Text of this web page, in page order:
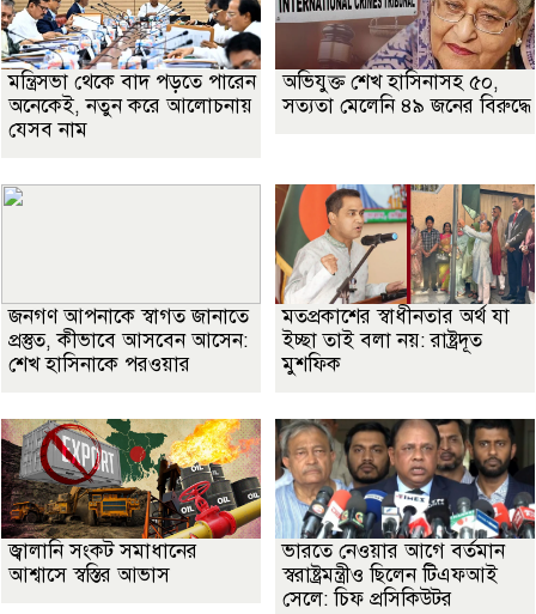
মন্ত্রিসভা থেকে বাদ পড়তে পারেন
অনেকেই, নতুন করে আলোচনায়
যেসব নাম
অভিযুক্ত শেখ হাসিনাসহ ৫০,
সত্যতা মেলেনি ৪৯ জনের বিরুদ্ধে
জনগণ আপনাকে স্বাগত জানাতে
প্রস্তুত, কীভাবে আসবেন আসেন:
শেখ হাসিনাকে পরওয়ার
মতপ্রকাশের স্বাধীনতার অর্থ যা
ইচ্ছা তাই বলা নয়: রাষ্ট্রদূত
মুশফিক
জ্বালানি সংকট সমাধানের
আশ্বাসে স্বস্তির আভাস
ভারতে নেওয়ার আগে বর্তমান
স্বরাষ্ট্রমন্ত্রীও ছিলেন টিএফআই
সেলে: চিফ প্রসিকিউটর